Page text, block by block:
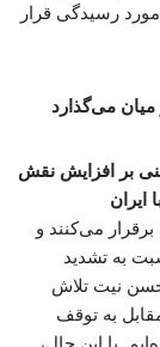
رسیدگی قرار
میان می‌گذارد
بر افزایش نقش
می‌کنند و
به تشدید
نیت تلاش
به توقف
با این حال،